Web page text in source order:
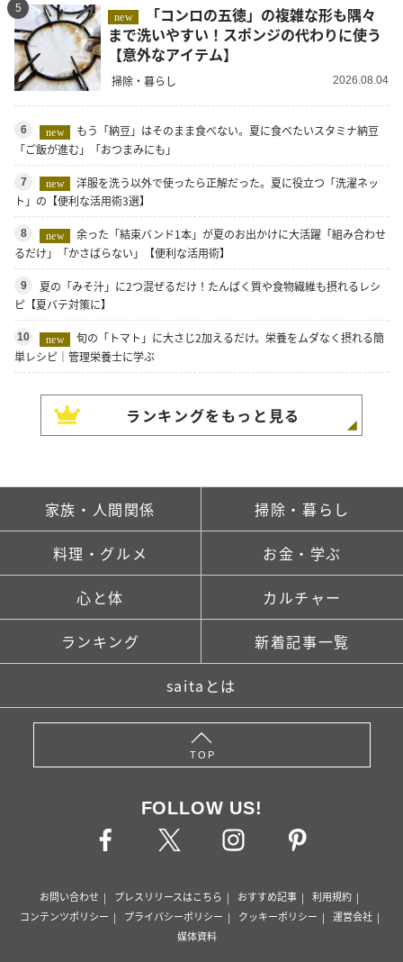
5
new
まで洗いやすい！スポンジの代わりに使う
【意外なアイテム】
掃除・暮らし 2026.08.04
6 new
もう「納豆」はそのまま食べない。夏に食べたいスタミナ納豆
「ご飯が進む」「おつまみにも」
7 new
洋服を洗う以外で使ったら正解だった。夏に役立つ「洗濯ネッ
ト」の【便利な活用術3選】
8 new
余った「結束バンド1本」が夏のお出かけに大活躍「組み合わせ
るだけ」「かさばらない」【便利な活用術】
9
夏の「みそ汁」に2つ混ぜるだけ！たんぱく質や食物繊維も摂れるレシ
ピ【夏バテ対策に】
10 new
旬の「トマト」に大さじ2加えるだけ。栄養をムダなく摂れる簡
単レシピ｜管理栄養士に学ぶ
ランキングをもっと見る
家族・人間関係 掃除・暮らし
料理・グルメ お金・学ぶ
心と体 カルチャー
ランキング 新着記事一覧
saitaとは
TOP
FOLLOW US!
お問い合わせ プレスリリースはこちら おすすめ記事
利用規約
コンテンツポリシー
プライバシーポリシー クッキーポリシー
運営会社
媒体資料